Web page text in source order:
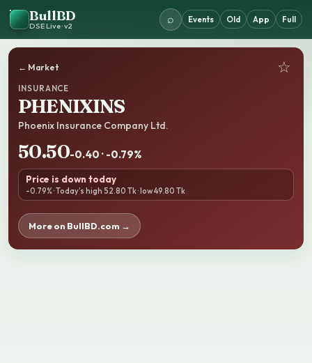
BullBD
DSE Live · v2
⌕ Events Old App Full
← Market ☆
INSURANCE
PHENIXINS
Phoenix Insurance Company Ltd.
50.50-0.40 · -0.79%
Price is down today
-0.79% · Today’s high 52.80 Tk · low 49.80 Tk
More on BullBD.com →